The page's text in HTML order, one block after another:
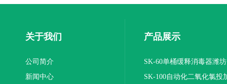
关于我们
公司简介
新闻中心
产品展示
SK-60单桶缓释消毒器潍
SK-100自动化二氧化氯投